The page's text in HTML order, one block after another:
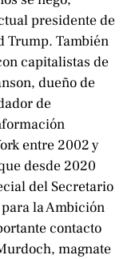
presidente de
Trump. También
capitalistas de
dueño de
de
entre 2002 y
desde 2020
del Secretario
la Ambición
contacto
magnate